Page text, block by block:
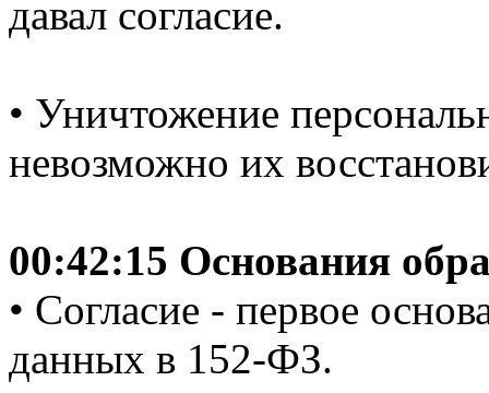
давал согласие.
• Уничтожение
невозможно их
00:42:15 Основания
• Согласие - первое
данных в 152-ФЗ.